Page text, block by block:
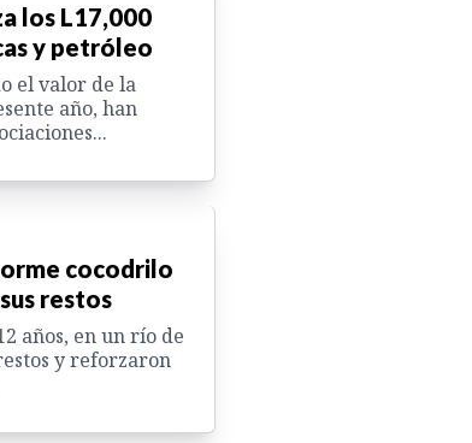
los L17,000
y petróleo
el valor de la
año, han
cocodrilo
restos
años, en un río de
y reforzaron